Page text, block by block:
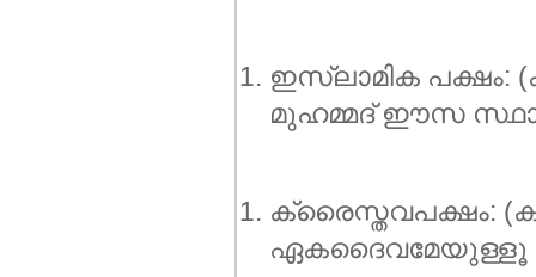
ഇസ്ലാമിക പക്ഷം:
മുഹമ്മദ്‌ ഈസ
ക്രൈസ്തവപക്ഷം:
ഏകദൈവമേയുള്ളൂ